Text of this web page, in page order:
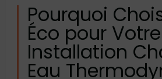
Pourquoi
Éco pour Votre
Installation
Eau